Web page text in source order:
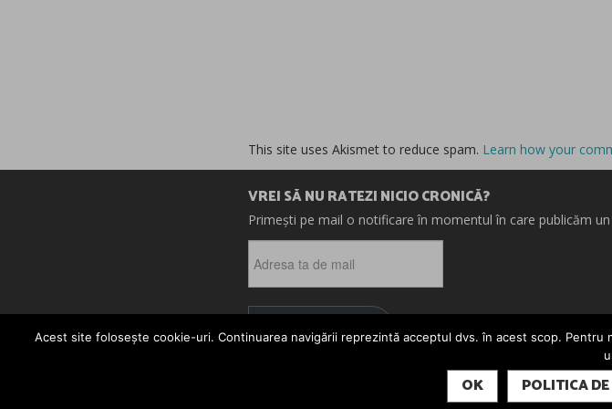
This site uses Akismet to reduce spam. Learn how your
VREI SĂ NU RATEZI NICIO CRONICĂ?
Primești pe mail o notificare în momentul în care publicăm
ta
de
mail
ABONEAZĂ-TE
© 2026 CRONICI. SATIRE. ȘARJE. TOATE DREPTURILE
Acest site folosește cookie-uri. Continuarea navigării reprezintă acceptul dvs. în acest scop.
OK POLITICA